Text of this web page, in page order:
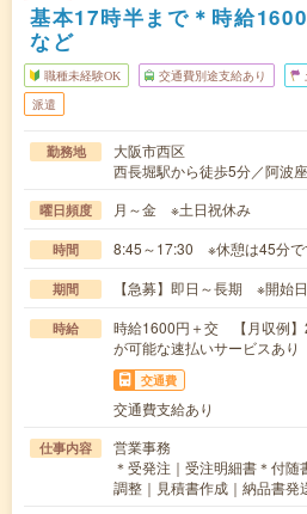
基本17時半まで＊時給
など
職種未経験OK 交通費別途支給あり
派遣
勤務地
大阪市西区
西長堀駅から徒歩5分／阿波
曜日頻度 月～金 ※土日祝休み
時間 8:45～17:30 ※休憩は45分で
期間 【急募】即日～長期 ※開始
時給
時給1600円＋交 【月収例
が可能な速払いサービスあり
交通費
交通費支給あり
仕事内容
営業事務
＊受発注｜受注明細書＊付
調整｜見積書作成｜納品書